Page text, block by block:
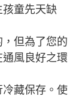
童先天缺
但為了您的
風良好之環
藏保存。使